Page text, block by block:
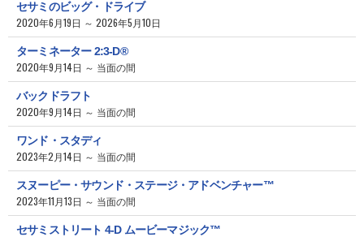
セサミのビッグ・ドライブ
2020年6月19日 ～ 2026年5月10日
ターミネーター 2:3-D®
2020年9月14日 ～ 当面の間
バックドラフト
2020年9月14日 ～ 当面の間
ワンド・スタディ
2023年2月14日 ～ 当面の間
スヌーピー・サウンド・ステージ・アドベンチャー™
2023年11月13日 ～ 当面の間
セサミストリート 4-D ムービーマジック™